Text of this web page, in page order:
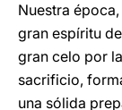
Nuestra
gran espíritu
gran celo por
sacrificio,
una sólida